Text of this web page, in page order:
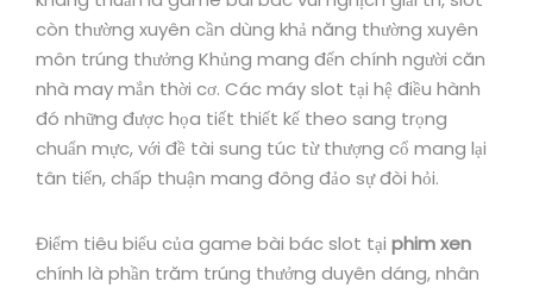
còn thường xuyên cần dùng khả năng thường xuyên
môn trúng thưởng Khủng mang đến chính người căn
nhà may mắn thời cơ. Các máy slot tại hệ điều hành
đó những được họa tiết thiết kế theo sang trọng
chuẩn mực, với đề tài sung túc từ thượng cổ mang lại
tân tiến, chấp thuận mang đông đảo sự đòi hỏi.
Điểm tiêu biểu của game bài bác slot tại phim xen
chính là phần trăm trúng thưởng duyên dáng, nhân